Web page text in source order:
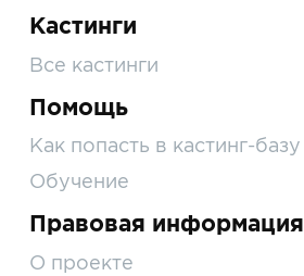
Кастинги
Все кастинги
Помощь
Как попасть в кастинг-базу
Обучение
Правовая информация
О проекте